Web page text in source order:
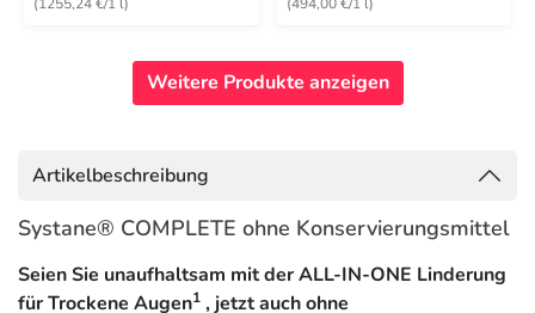
Weitere Produkte anzeigen
Artikelbeschreibung
Systane® COMPLETE ohne Konservierungsmittel
Seien Sie unaufhaltsam mit der ALL-IN-ONE Linderung
für Trockene Augen1 , jetzt auch ohne